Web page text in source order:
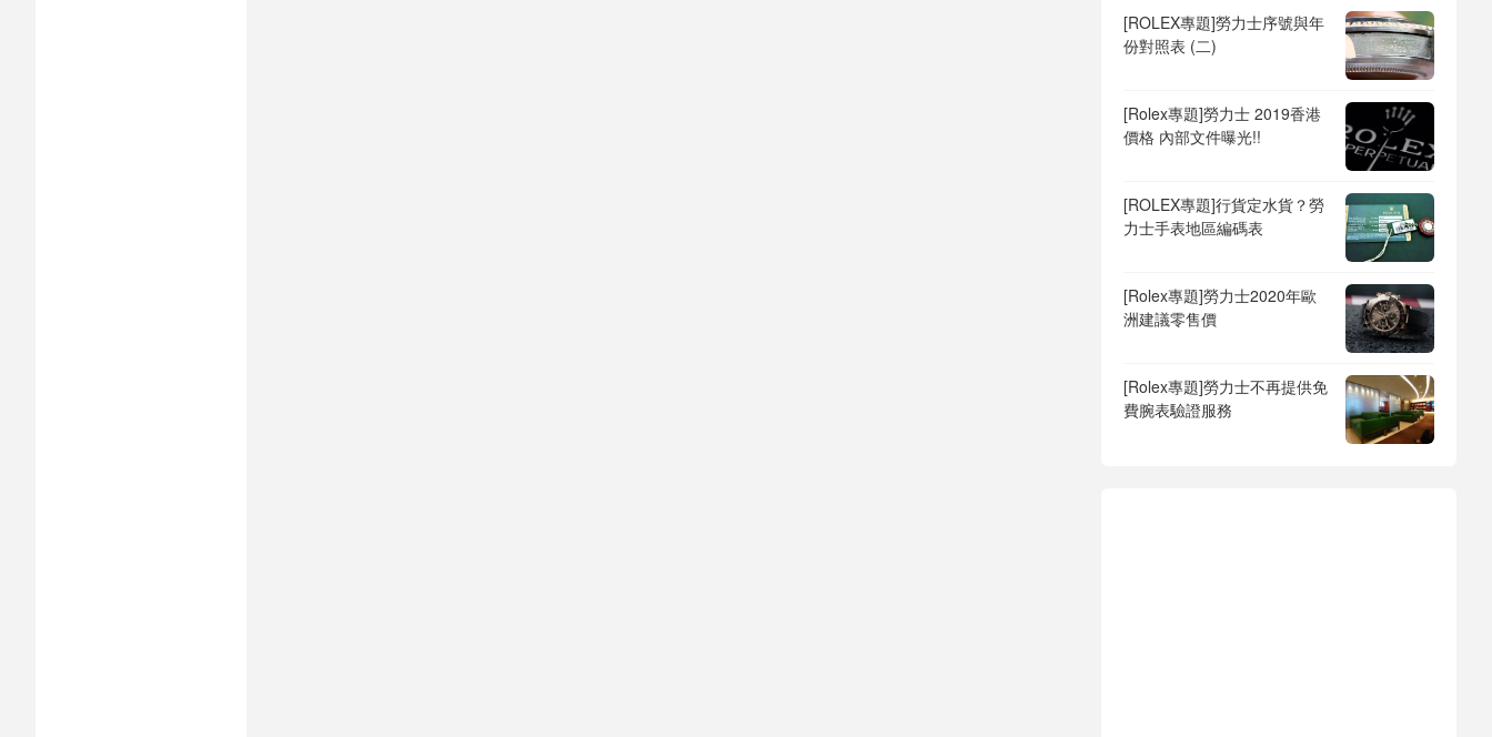
[ROLEX專題]勞力士序號與年
份對照表 (二)
[Rolex專題]勞力士 2019香港
價格 內部文件曝光!!
[ROLEX專題]行貨定水貨？勞
力士手表地區編碼表
[Rolex專題]勞力士2020年歐
洲建議零售價
[Rolex專題]勞力士不再提供免
費腕表驗證服務